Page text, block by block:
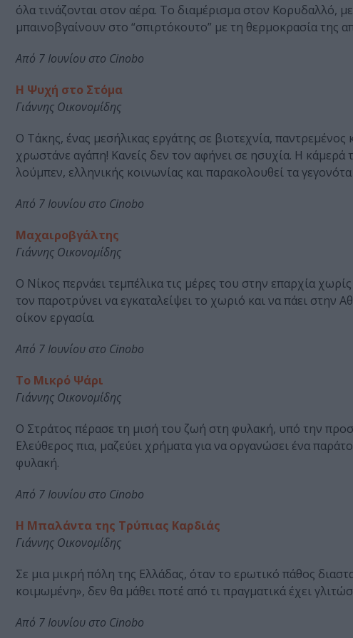
όλα τινάζονται στον αέρα. Το διαμέρισμα στον Κορυδαλλό,
μπαινοβγαίνουν στο “σπιρτόκουτο” με τη θερμοκρασία της
Από 7 Ιουνίου στο Cinobo
Η Ψυχή στο Στόμα
Γιάννης Οικονομίδης
Ο Τάκης, ένας μεσήλικας εργάτης σε βιοτεχνία,
χρωστάνε αγάπη! Κανείς δεν τον αφήνει σε ησυχία. Η
λούμπεν, ελληνικής κοινωνίας και παρακολουθεί τα
Από 7 Ιουνίου στο Cinobo
Μαχαιροβγάλτης
Γιάννης Οικονομίδης
Ο Νίκος περνάει τεμπέλικα τις μέρες του στην επαρχία
τον παροτρύνει να εγκαταλείψει το χωριό και να πάει στην
οίκον εργασία.
Από 7 Ιουνίου στο Cinobo
Το Μικρό Ψάρι
Γιάννης Οικονομίδης
Ο Στράτος πέρασε τη μισή του ζωή στη φυλακή, υπό την
Ελεύθερος πια, μαζεύει χρήματα για να οργανώσει ένα
φυλακή.
Από 7 Ιουνίου στο Cinobo
Η Μπαλάντα της Τρύπιας Καρδιάς
Γιάννης Οικονομίδης
Σε μια μικρή πόλη της Ελλάδας, όταν το ερωτικό πάθος
κοιμωμένη», δεν θα μάθει ποτέ από τι πραγματικά έχει
Από 7 Ιουνίου στο Cinobo